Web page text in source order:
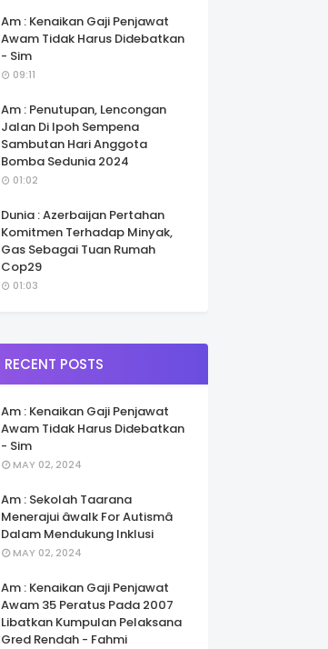
Am : Kenaikan Gaji Penjawat
Awam Tidak Harus Didebatkan
- Sim
09:11
Am : Penutupan, Lencongan
Jalan Di Ipoh Sempena
Sambutan Hari Anggota
Bomba Sedunia 2024
01:02
Dunia : Azerbaijan Pertahan
Komitmen Terhadap Minyak,
Gas Sebagai Tuan Rumah
Cop29
01:03
RECENT POSTS
Am : Kenaikan Gaji Penjawat
Awam Tidak Harus Didebatkan
- Sim
MAY 02, 2024
Am : Sekolah Taarana
Menerajui âwalk For Autismâ
Dalam Mendukung Inklusi
MAY 02, 2024
Am : Kenaikan Gaji Penjawat
Awam 35 Peratus Pada 2007
Libatkan Kumpulan Pelaksana
Gred Rendah - Fahmi